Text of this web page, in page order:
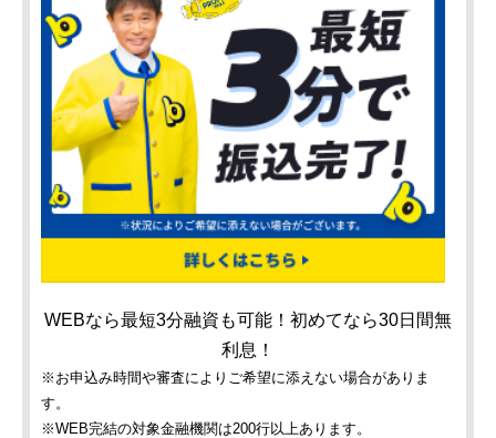
WEBなら最短3分融資も可能！初めてなら30日間無
利息！
※お申込み時間や審査によりご希望に添えない場合がありま
す。
※WEB完結の対象金融機関は200行以上あります。